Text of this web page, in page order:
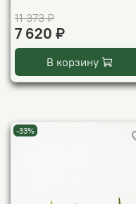
11 373 ₽
7 620 ₽
В корзину
-33%